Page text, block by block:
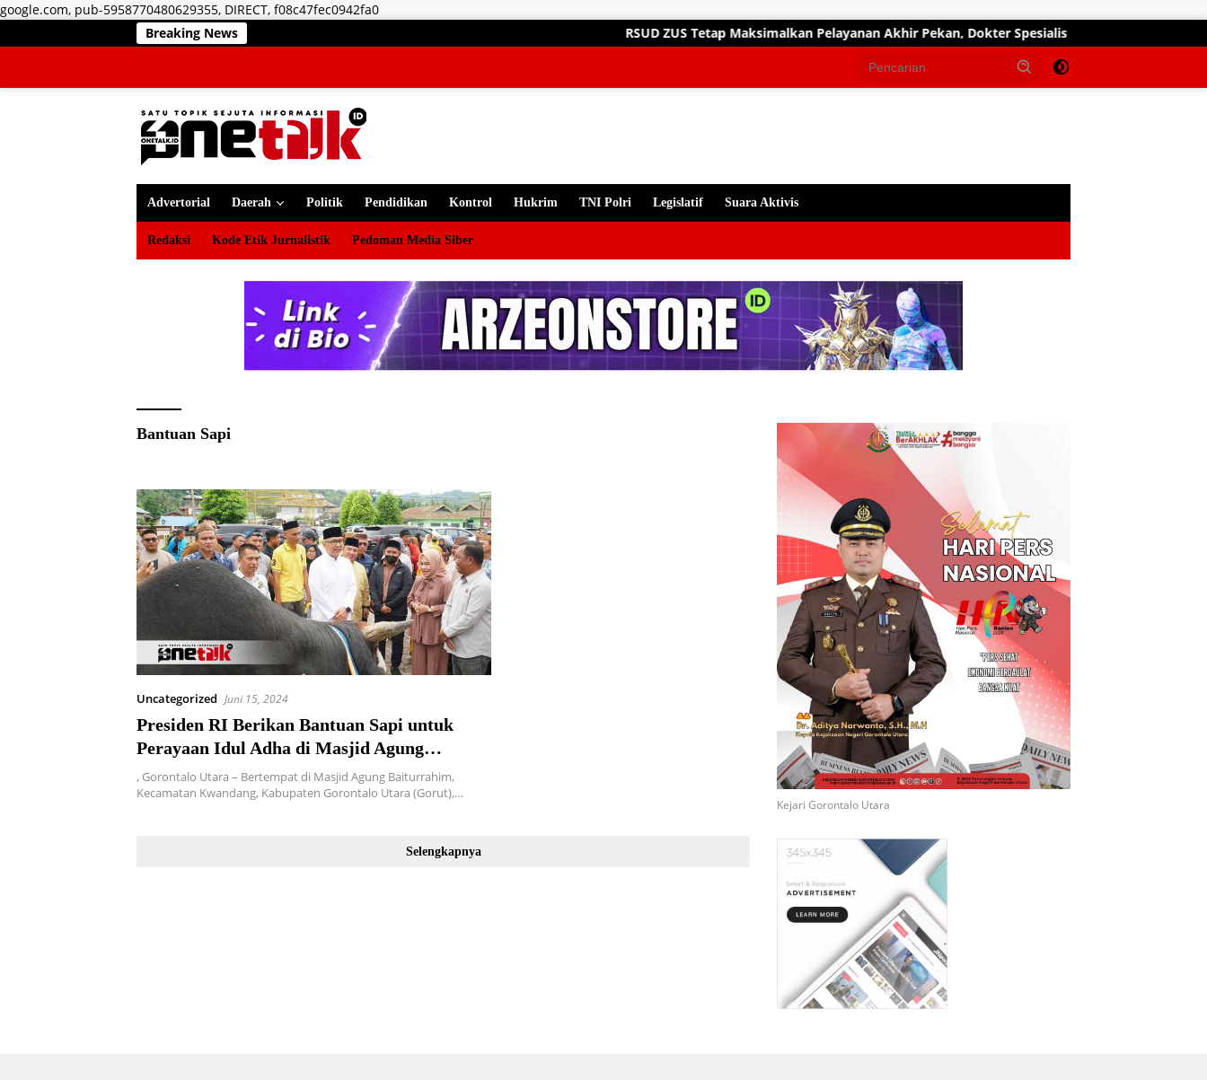
google.com, pub-5958770480629355, DIRECT, f08c47fec0942fa0Langsung
konten
Breaking News RSUD ZUS Tetap Maksimalkan Pelayanan Akhir Pekan, Dokter Spesialis Siap Layani Pasien Sabtu, 25 Juli
Advertorial Daerah Politik Pendidikan Kontrol Hukrim TNI Polri Legislatif Suara Aktivis
Redaksi Kode Etik Jurnalistik Pedoman Media Siber
Bantuan Sapi
Uncategorized Juni 15, 2024
Presiden RI Berikan Bantuan Sapi untuk
Perayaan Idul Adha di Masjid Agung
Baiturrahim Gorut
, Gorontalo Utara – Bertempat di Masjid Agung Baiturrahim,
Kecamatan Kwandang, Kabupaten Gorontalo Utara (Gorut),…
Selengkapnya
Kejari Gorontalo Utara